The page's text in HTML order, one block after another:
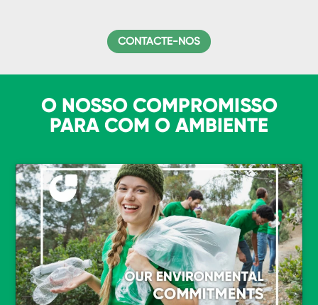
CONTACTE-NOS
O NOSSO COMPROMISSO
PARA COM O AMBIENTE